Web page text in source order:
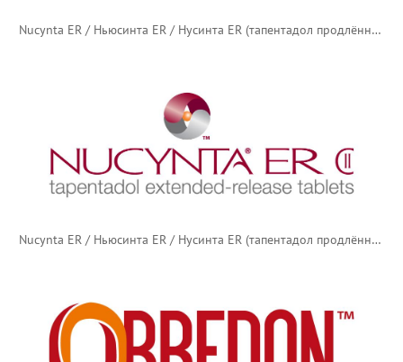
Nucynta ER / Ньюсинта ER / Нусинта ER (тапентадол продлённого действия) — новый логотип
Nucynta ER / Ньюсинта ER / Нусинта ER (тапентадол продлённого действия) — старый логотип